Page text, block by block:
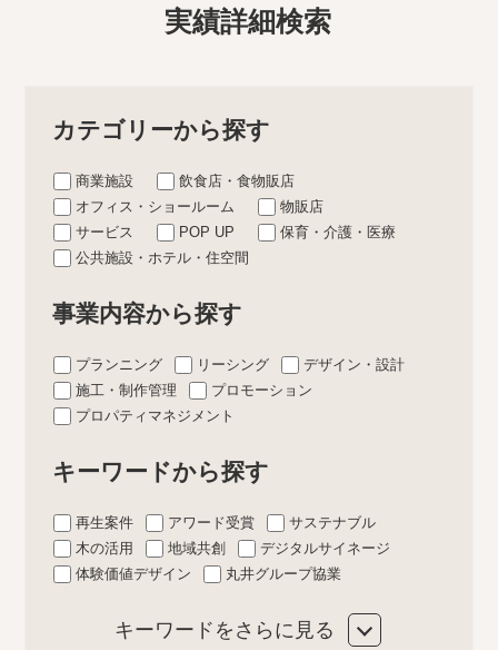
実績詳細検索
カテゴリーから探す
商業施設
飲食店・食物販店
オフィス・ショールーム
物販店
サービス
POP UP
保育・介護・医療
公共施設・ホテル・住空間
事業内容から探す
プランニング リーシング
デザイン・設計
施工・制作管理
プロモーション
プロパティマネジメント
キーワードから探す
再生案件 アワード受賞
サステナブル
木の活用
地域共創
デジタルサイネージ
体験価値デザイン
丸井グループ協業
キーワードをさらに見る